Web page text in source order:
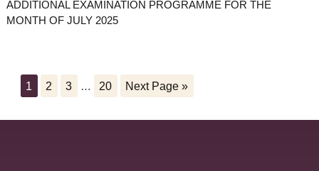
ADDITIONAL EXAMINATION PROGRAMME FOR THE
MONTH OF JULY 2025
1 2 3 … 20 Next Page »